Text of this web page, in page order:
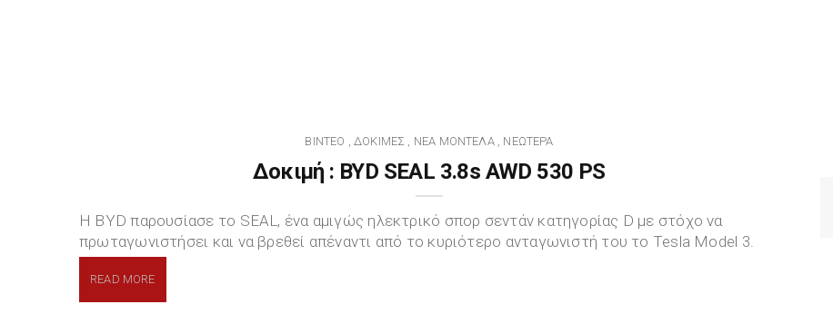
ΒΊΝΤΕΟ ,ΔΟΚΙΜΈΣ , ΝΈΑ ΜΟΝΤΈΛΑ, ΝΕΏΤΕΡΑ
Δοκιμή : BYD SEAL 3.8s AWD 530 PS
H BYD παρουσίασε το SEAL, ένα αμιγώς ηλεκτρικό σπορ σεντάν κατηγορίας D με στόχο να
πρωταγωνιστήσει και να βρεθεί απέναντι από το κυριότερο ανταγωνιστή του το Tesla Model 3.
READ MORE